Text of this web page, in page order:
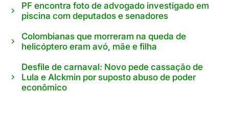
PF encontra foto de advogado investigado em
piscina com deputados e senadores
Colombianas que morreram na queda de
helicóptero eram avó, mãe e filha
Desfile de carnaval: Novo pede cassação de
Lula e Alckmin por suposto abuso de poder
econômico